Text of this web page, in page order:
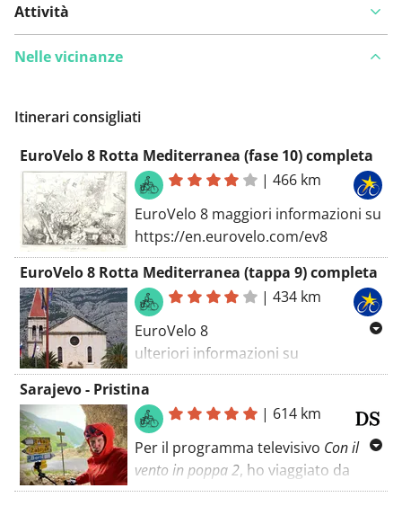
Attività
Nelle vicinanze
Itinerari consigliati
EuroVelo 8 Rotta Mediterranea (fase 10) completa
|466 km
EuroVelo 8 maggiori informazioni su
https://en.eurovelo.com/ev8
EuroVelo 8 Rotta Mediterranea (tappa 9) completa
|434 km
EuroVelo 8
ulteriori informazioni su
https://en.eurovelo.com/ev8
Sarajevo - Pristina
| 614 km
Per il programma televisivo Con il
vento in poppa 2, ho viaggiato da
Sarajevo a Pristina. Sarajevo ha